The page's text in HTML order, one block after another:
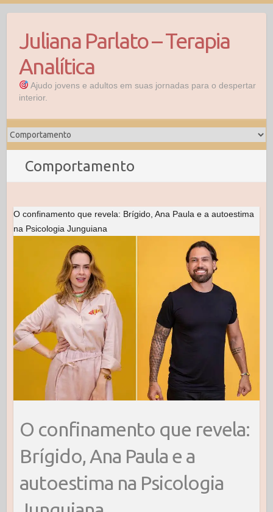
Juliana Parlato – Terapia
Analítica
Ajudo jovens e adultos em suas jornadas para o despertar
interior.
Comportamento
O confinamento que revela: Brígido, Ana Paula e a autoestima
na Psicologia Junguiana
O confinamento que revela:
Brígido, Ana Paula e a
autoestima na Psicologia